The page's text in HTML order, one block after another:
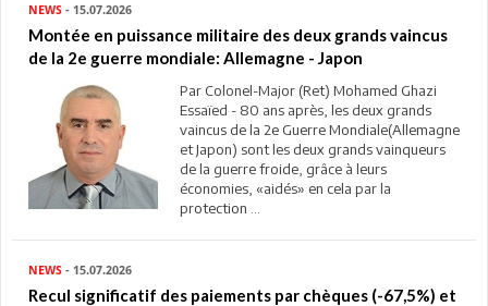
NEWS - 15.07.2026
Montée en puissance militaire des deux grands vaincus
de la 2e guerre mondiale: Allemagne - Japon
Par Colonel-Major (Ret) Mohamed Ghazi
Essaïed - 80 ans après, les deux grands
vaincus de la 2e Guerre Mondiale(Allemagne
et Japon) sont les deux grands vainqueurs
de la guerre froide, grâce à leurs
économies, «aidés» en cela par la
protection ...
NEWS - 15.07.2026
Recul significatif des paiements par chèques (-67,5%) et